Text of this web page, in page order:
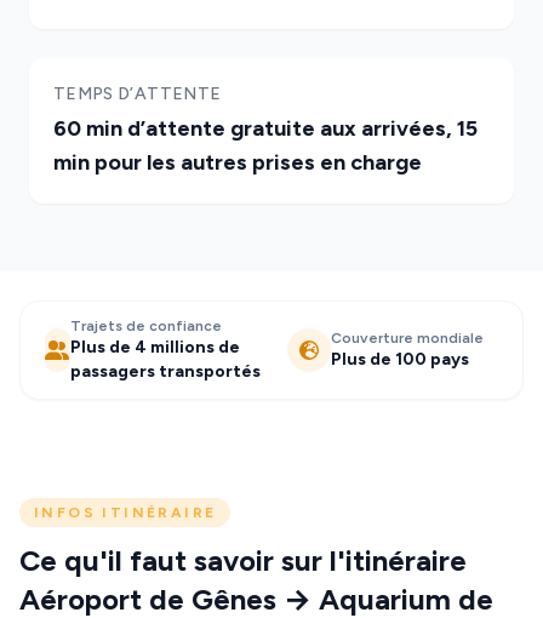
TEMPS D’ATTENTE
60 min d’attente gratuite aux arrivées, 15
min pour les autres prises en charge
Trajets de confiance
Plus de 4 millions de
passagers transportés
Couverture mondiale
Plus de 100 pays
INFOS ITINÉRAIRE
Ce qu'il faut savoir sur l'itinéraire
Aéroport de Gênes → Aquarium de